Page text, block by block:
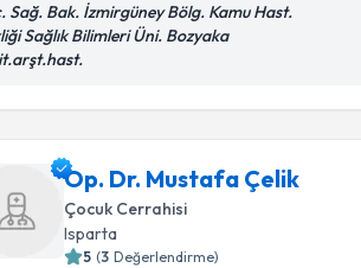
Sağ. Bak. İzmirgüney Bölg. Kamu Hast.
Sağlık Bilimleri Üni. Bozyaka
Op. Dr. Mustafa Çelik
Çocuk Cerrahisi
Isparta
5 (3 Değerlendirme)